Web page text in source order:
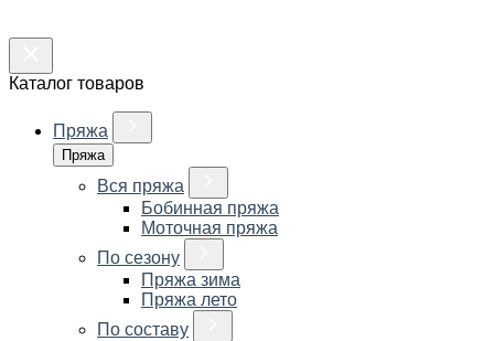
Каталог товаров
Пряжа
Пряжа
Вся пряжа
Бобинная пряжа
Моточная пряжа
По сезону
Пряжа зима
Пряжа лето
По составу